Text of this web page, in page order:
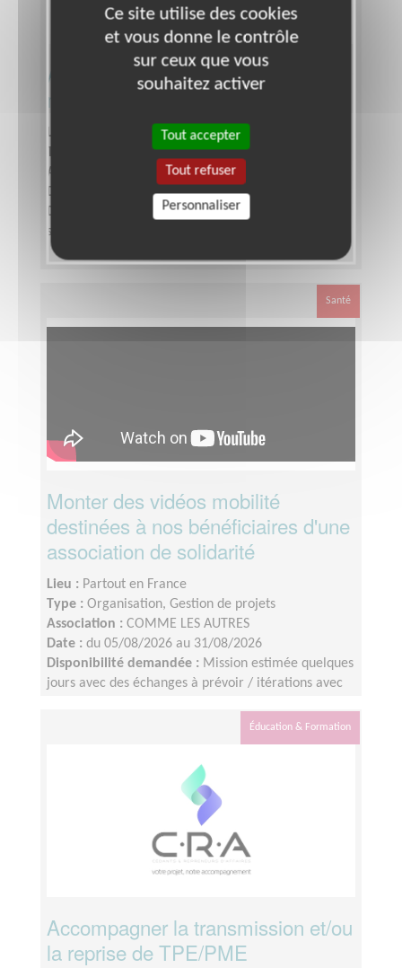
Animer un réseau d'entrepreneurs
multipotentiels
Lieu :
Partout en France
Organisation, Gestion de projets
Association :
Développement solidaire et durable
Date :
Tout le temps
Disponibilité demandée :quelques heures par
semaine
Santé
Monter des vidéos mobilité
destinées à nos bénéficiaires d'une
association de solidarité
Lieu : Partout en France
Type : Organisation, Gestion de projets
Association : COMME LES AUTRES
Date : du 05/08/2026 au 31/08/2026
Disponibilité demandée : Mission estimée quelques
jours avec des échanges à prévoir / itérations avec
2026Identification du profil : idéalement avant le 10
juillet 2026Montage : à finaliser d’ici la fin août
Éducation & Formation
Accompagner la transmission et/ou
la reprise de TPE/PME
Ce site utilise des cookies
et vous donne le contrôle
sur ceux que vous
souhaitez activer
Tout accepter
Tout refuser
Personnaliser